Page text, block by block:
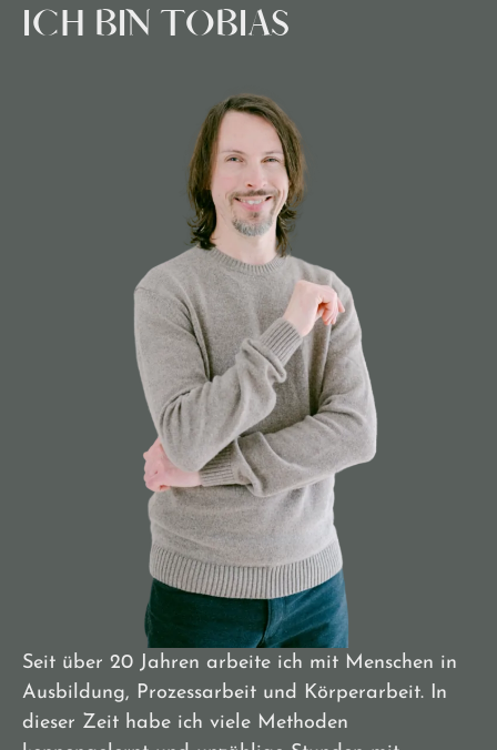
ICH BIN TOBIAS
Seit über 20 Jahren arbeite ich mit Menschen in
Ausbildung, Prozessarbeit und Körperarbeit. In
dieser Zeit habe ich viele Methoden